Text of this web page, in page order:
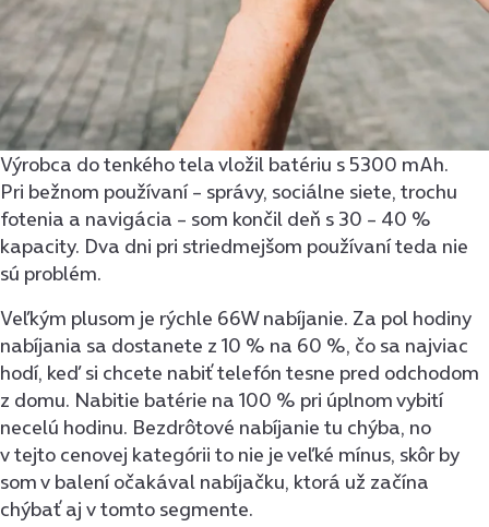
Výrobca do tenkého tela vložil batériu s 5300 mAh.
Pri bežnom používaní – správy, sociálne siete, trochu
fotenia a navigácia – som končil deň s 30 – 40 %
kapacity. Dva dni pri striedmejšom používaní teda nie
sú problém.
Veľkým plusom je rýchle 66W nabíjanie. Za pol hodiny
nabíjania sa dostanete z 10 % na 60 %, čo sa najviac
hodí, keď si chcete nabiť telefón tesne pred odchodom
z domu. Nabitie batérie na 100 % pri úplnom vybití
necelú hodinu. Bezdrôtové nabíjanie tu chýba, no
v tejto cenovej kategórii to nie je veľké mínus, skôr by
som v balení očakával nabíjačku, ktorá už začína
chýbať aj v tomto segmente.